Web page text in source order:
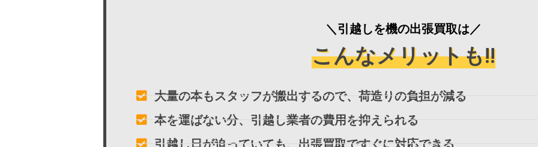
＼引越しを機の出張買取は／
こんなメリットも!!
大量の本もスタッフが搬出するので、荷造りの負担が減る
本を運ばない分、引越し業者の費用を抑えられる
引越し日が迫っていても、出張買取ですぐに対応できる